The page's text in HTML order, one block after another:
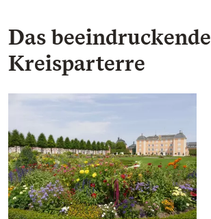
Das beeindruckende
Kreisparterre